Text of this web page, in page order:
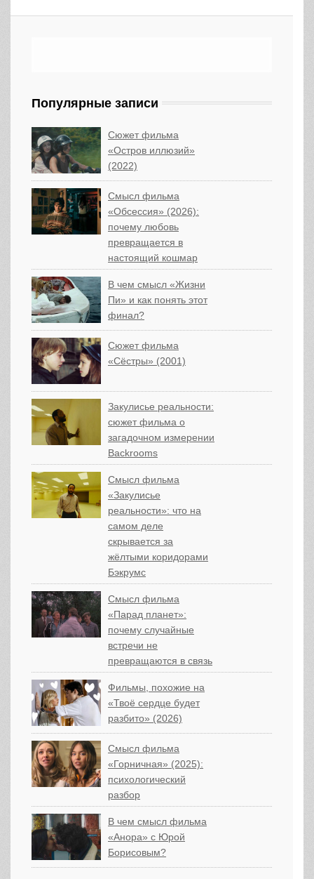
Популярные записи
Сюжет фильма
«Остров иллюзий»
(2022)
Смысл фильма
«Обсессия» (2026):
почему любовь
превращается в
настоящий кошмар
В чем смысл «Жизни
Пи» и как понять этот
финал?
Сюжет фильма
«Сёстры» (2001)
Закулисье реальности:
сюжет фильма о
загадочном измерении
Backrooms
Смысл фильма
«Закулисье
реальности»: что на
самом деле
скрывается за
жёлтыми коридорами
Бэкрумс
Смысл фильма
«Парад планет»:
почему случайные
встречи не
превращаются в связь
Фильмы, похожие на
«Твоё сердце будет
разбито» (2026)
Смысл фильма
«Горничная» (2025):
психологический
разбор
В чем смысл фильма
«Анора» с Юрой
Борисовым?